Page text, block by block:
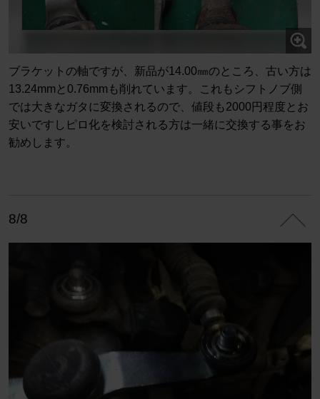
ブラケットの軸ですが、新品が14.00㎜のところ、古い方は
13.24mmと0.76mmも削れています。これもシフトノブ側
では大きなガタに変換されるので、値段も2000円程度とお
安いですしピロ化を検討される方は一緒に交換する事をお
勧めします。
8/8